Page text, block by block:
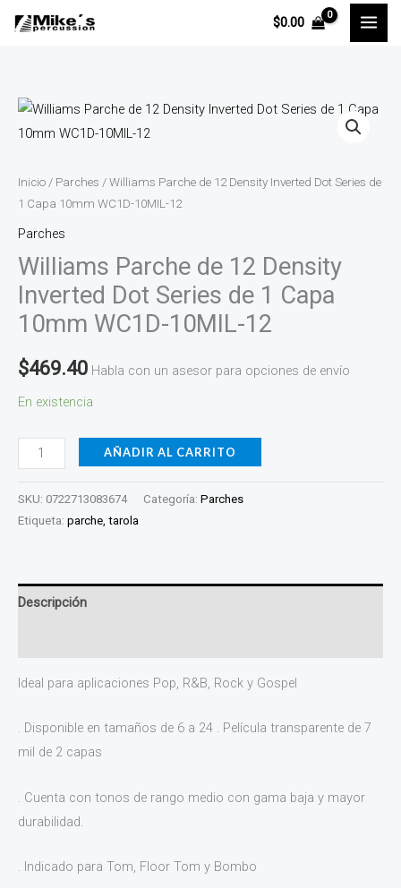
$0.00
Inicio / Parches / Williams Parche de 12 Density Inverted Dot Series de
1 Capa 10mm WC1D-10MIL-12
Parches
Williams Parche de 12 Density
Inverted Dot Series de 1 Capa
10mm WC1D-10MIL-12
$469.40 Habla con un asesor para opciones de envío
En existencia
Williams
Parche
12
Density
Inverted
Dot
Series
de
10mm
WC1D-
cantidad
AÑADIR AL CARRITO
SKU: 0722713083674 Categoría: Parches
Etiqueta: parche, tarola
Descripción
Ideal para aplicaciones Pop, R&B, Rock y Gospel
. Disponible en tamaños de 6 a 24 . Película transparente de 7
mil de 2 capas
. Cuenta con tonos de rango medio con gama baja y mayor
durabilidad.
. Indicado para Tom, Floor Tom y Bombo